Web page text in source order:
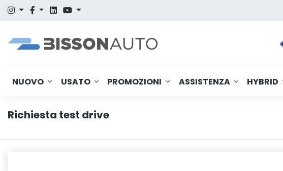
NUOVO USATO PROMOZIONI ASSISTENZA HYBRID
Richiesta test drive